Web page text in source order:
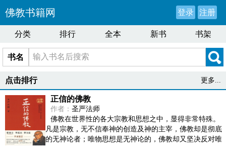
佛教书籍网 登录 注册
分类 排行 全本 新书 书架
书名
点击排行 更多...
正信的佛教
作者： 圣严法师
佛教在世界性的各大宗教和思想之中，显得非常特殊。
凡是宗教，无不信奉神的创造及神的主宰，佛教却是彻底
的无神论者；唯物思想是无神论的，佛教却又坚决反对唯